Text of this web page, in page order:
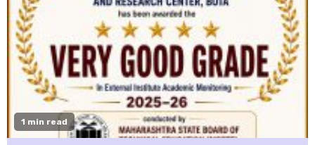
1 min read